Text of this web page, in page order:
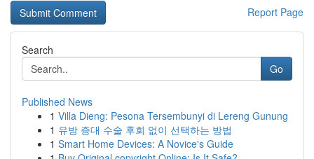
Report Page
Search
Go
Published News
1 Villa Dieng: Pesona Tersembunyi di Lereng Gunung
1 유방 증대 수술 후회 없이 선택하는 방법
1 Smart Home Devices: A Novice's Guide